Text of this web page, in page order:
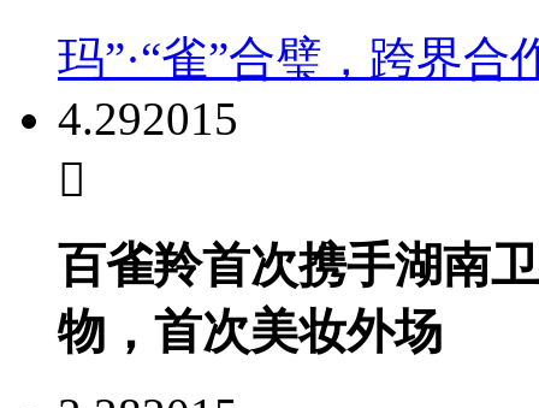
玛”·“雀”合璧，跨界
4.292015
百雀羚首次携手湖南
物，首次美妆外场